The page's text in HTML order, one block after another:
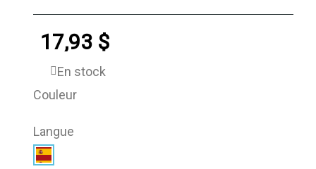
17,93 $
En stock
Couleur
Langue